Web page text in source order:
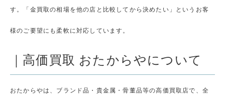
す。「金買取の相場を他の店と比較してから決めたい」というお客
様のご要望にも柔軟に対応しています。
｜高価買取 おたからやについて
おたからやは、ブランド品・貴金属・骨董品等の高価買取店で、全